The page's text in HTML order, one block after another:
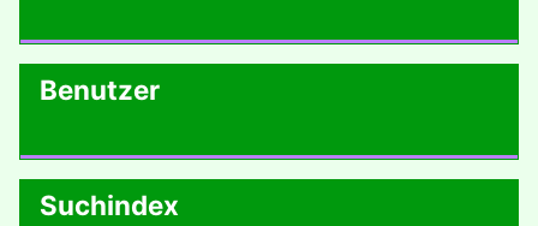
Benutzer
Suchindex